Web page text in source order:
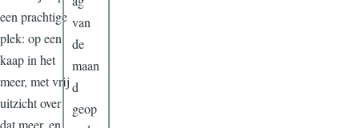
een prachtige
plek: op een
kaap in het
meer, met vrij
uitzicht over
dat meer, en
van
de
maan
d
geop